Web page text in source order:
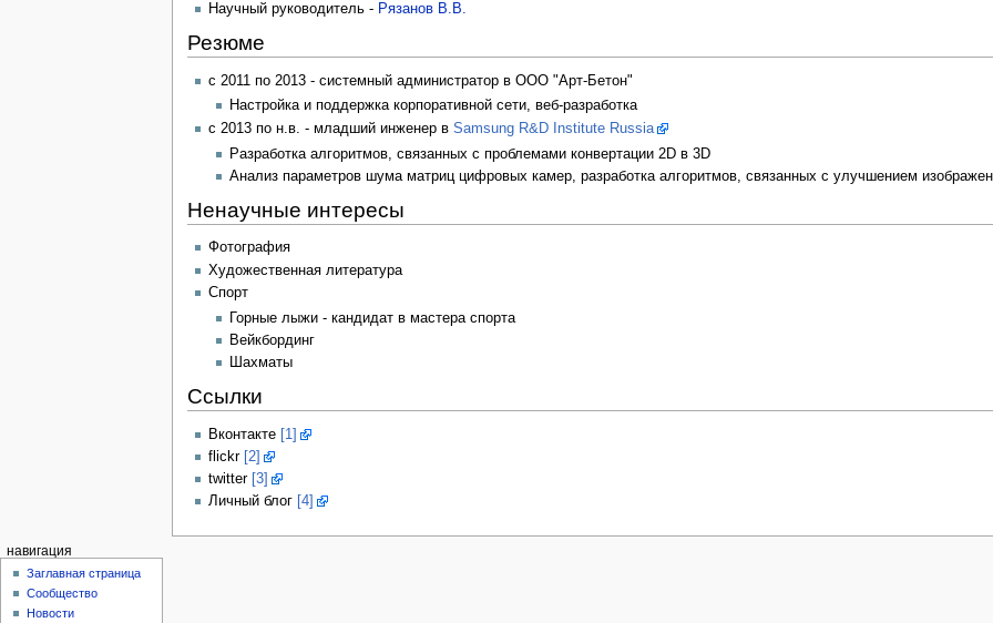
Научный руководитель - Рязанов В.В.
Резюме
с 2011 по 2013 - системный администратор в ООО "Арт-Бетон"
Настройка и поддержка корпоративной сети, веб-разработка
c 2013 по н.в. - младший инженер в Samsung R&D Institute Russia
Разработка алгоритмов, связанных с проблемами конвертации 2D в 3D
Анализ параметров шума матриц цифровых камер, разработка алгоритмов, связанных с улучшением
Ненаучные интересы
Фотография
Художественная литература
Спорт
Горные лыжи - кандидат в мастера спорта
Вейкбординг
Шахматы
Ссылки
Вконтакте [1]
flickr [2]
twitter [3]
Личный блог [4]
навигация
Заглавная страница
Сообщество
Новости